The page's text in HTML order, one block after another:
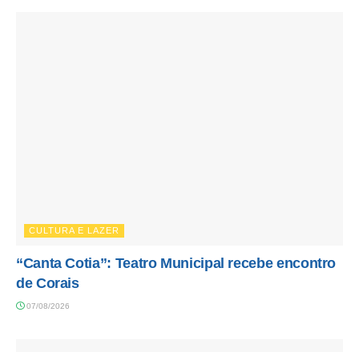
CULTURA E LAZER
“Canta Cotia”: Teatro Municipal recebe encontro
de Corais
07/08/2026